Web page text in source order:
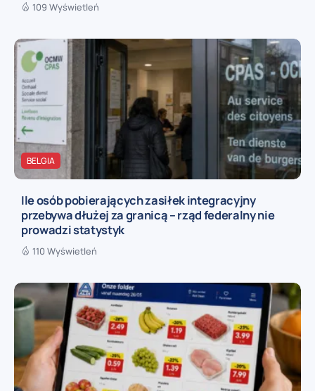
109 Wyświetleń
BELGIA
Ile osób pobierających zasiłek integracyjny
przebywa dłużej za granicą – rząd federalny nie
prowadzi statystyk
110 Wyświetleń